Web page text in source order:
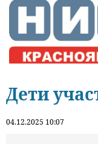
Дети
04.12.2025 10:07